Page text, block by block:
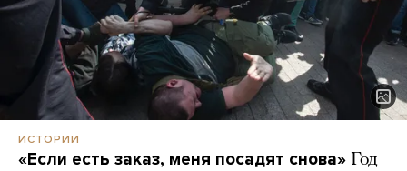
ИСТОРИИ
«Если есть заказ, меня посадят снова» Год